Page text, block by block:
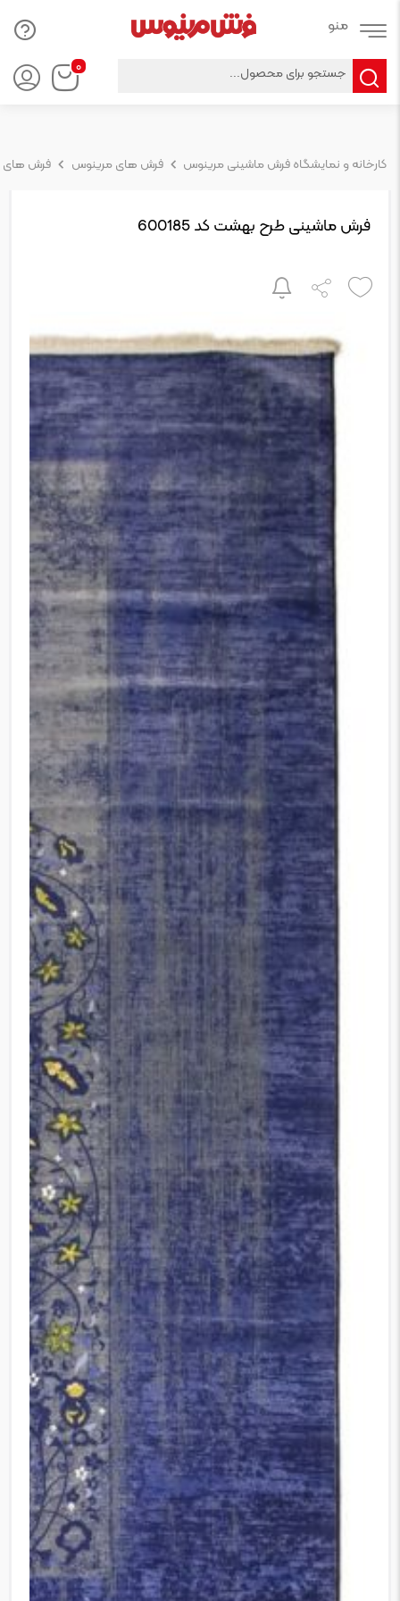
۰
Products
search
کارخانه و نمایشگاه فرش ماشینی مرینوس فرش های مرینوس فرش های
فرش ماشینی طرح بهشت کد 600185